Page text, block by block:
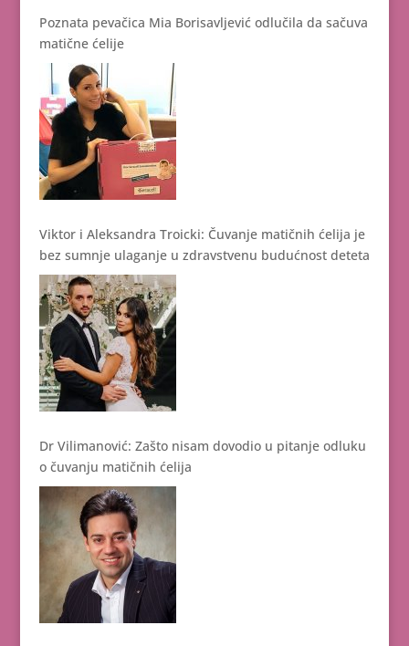
Poznata pevačica Mia Borisavljević odlučila da sačuva
matične ćelije
Viktor i Aleksandra Troicki: Čuvanje matičnih ćelija je
bez sumnje ulaganje u zdravstvenu budućnost deteta
Dr Vilimanović: Zašto nisam dovodio u pitanje odluku
o čuvanju matičnih ćelija